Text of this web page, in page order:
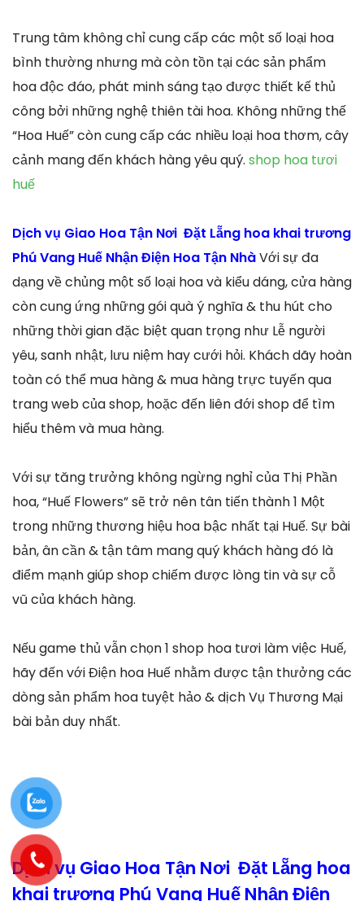
Trung tâm không chỉ cung cấp các một số loại hoa
bình thường nhưng mà còn tồn tại các sản phẩm
hoa độc đáo, phát minh sáng tạo được thiết kế thủ
công bởi những nghệ thiên tài hoa. Không những thế
“Hoa Huế” còn cung cấp các nhiều loại hoa thơm, cây
cảnh mang đến khách hàng yêu quý. shop hoa tươi
huế
Dịch vụ Giao Hoa Tận Nơi Đặt Lẵng hoa khai trương
Phú Vang Huế Nhận Điện Hoa Tận NhàVới sự đa
dạng về chủng một số loại hoa và kiểu dáng, cửa hàng
còn cung ứng những gói quà ý nghĩa & thu hút cho
những thời gian đặc biệt quan trọng như Lễ người
yêu, sanh nhật, lưu niệm hay cưới hỏi. Khách dãy hoàn
toàn có thể mua hàng & mua hàng trực tuyến qua
trang web của shop, hoặc đến liên đới shop để tìm
hiểu thêm và mua hàng.
Với sự tăng trưởng không ngừng nghỉ của Thị Phần
hoa, “Huế Flowers” sẽ trở nên tân tiến thành 1 Một
trong những thương hiệu hoa bậc nhất tại Huế. Sự bài
bản, ân cần & tận tâm mang quý khách hàng đó là
điểm mạnh giúp shop chiếm được lòng tin và sự cỗ
vũ của khách hàng.
Nếu game thủ vẫn chọn 1 shop hoa tươi làm việc Huế,
hãy đến với Điện hoa Huế nhằm được tận thưởng các
dòng sản phẩm hoa tuyệt hảo & dịch Vụ Thương Mại
bài bản duy nhất.
Dịch vụ Giao Hoa Tận Nơi Đặt Lẵng hoa
khai trương Phú Vang Huế Nhận Điện